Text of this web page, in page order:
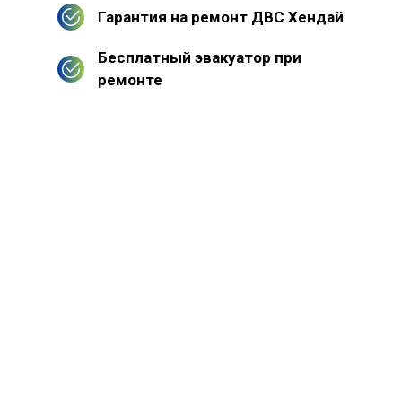
Гарантия на ремонт ДВС Хендай
Бесплатный эвакуатор при
ремонте